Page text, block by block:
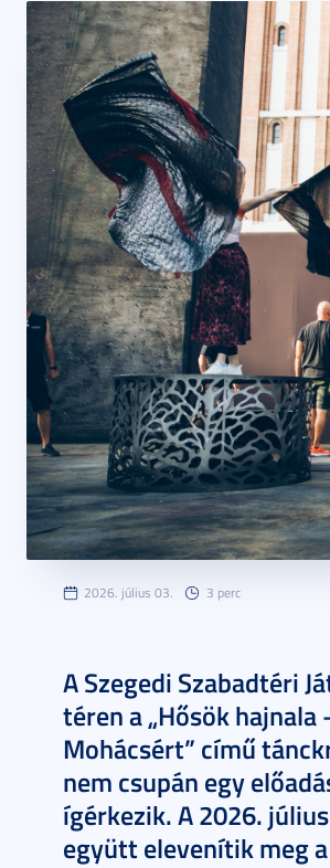
2026. július 03. 3 perc
A Szegedi Szabadtéri
téren a „Hősök
Mohácsért” című
nem csupán egy
ígérkezik. A 2026.
együtt elevenítik meg